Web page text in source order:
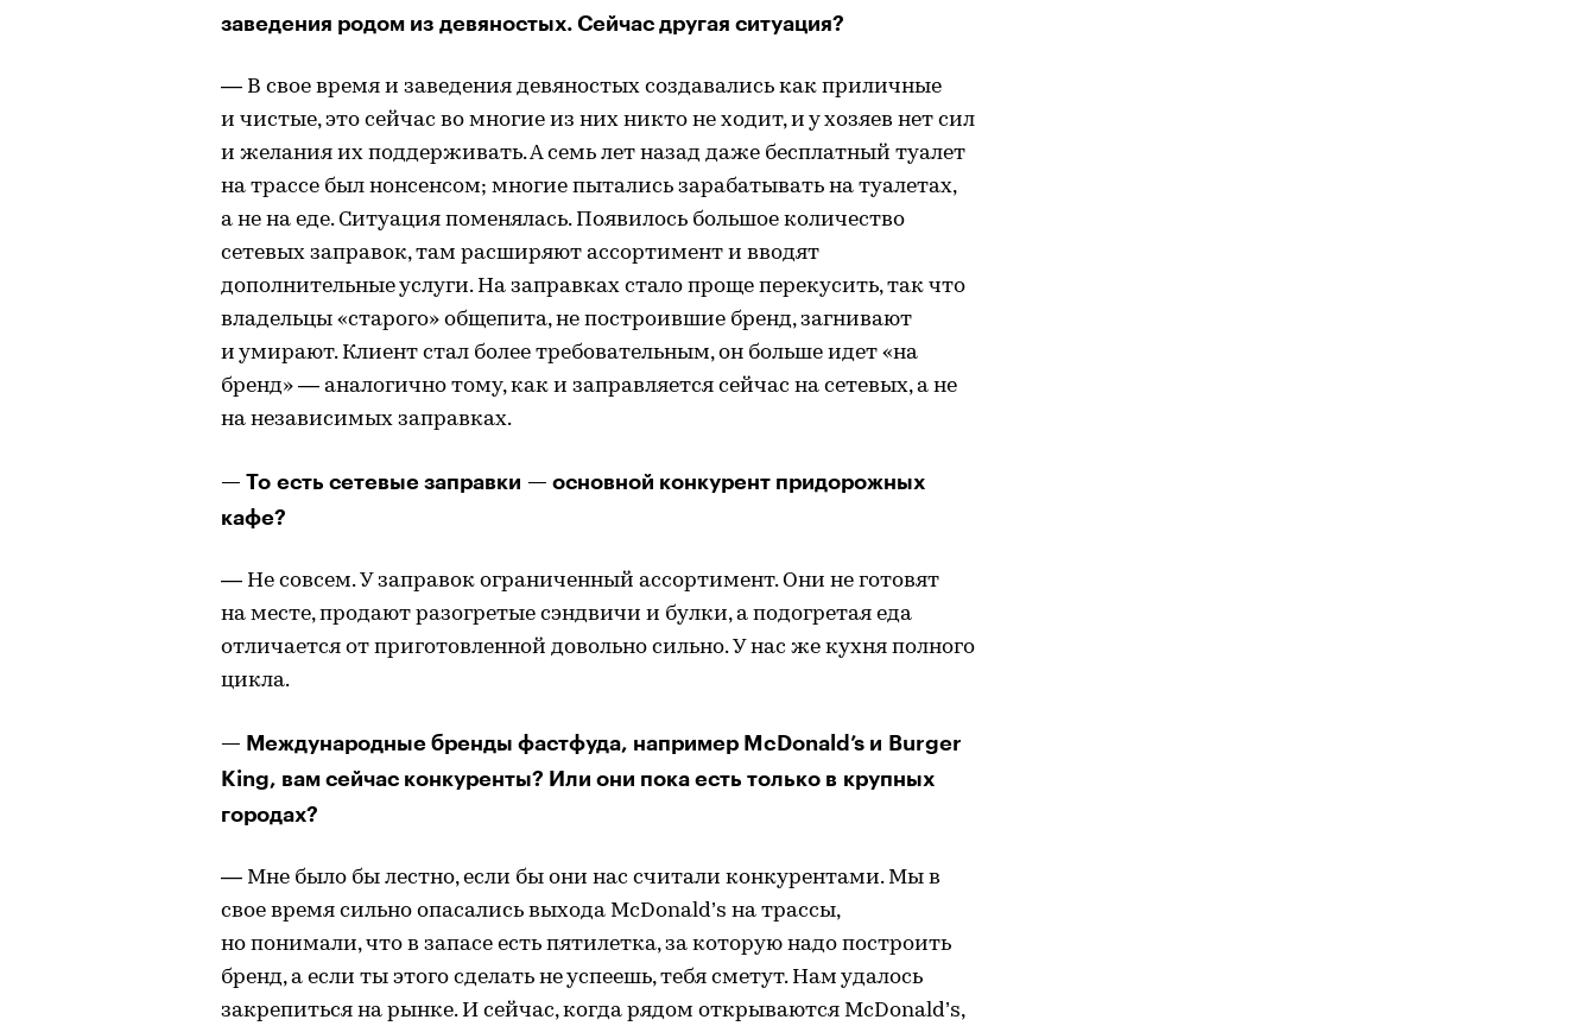
заведения родом из девяностых. Сейчас другая ситуация?
— В свое время и заведения девяностых создавались как приличные
и чистые, это сейчас во многие из них никто не ходит, и у хозяев нет сил
и желания их поддерживать. А семь лет назад даже бесплатный туалет
на трассе был нонсенсом; многие пытались зарабатывать на туалетах,
а не на еде. Ситуация поменялась. Появилось большое количество
сетевых заправок, там расширяют ассортимент и вводят
дополнительные услуги. На заправках стало проще перекусить, так что
владельцы «старого» общепита, не построившие бренд, загнивают
и умирают. Клиент стал более требовательным, он больше идет «на
бренд» — аналогично тому, как и заправляется сейчас на сетевых, а не
на независимых заправках.
— То есть сетевые заправки — основной конкурент придорожных
кафе?
— Не совсем. У заправок ограниченный ассортимент. Они не готовят
на месте, продают разогретые сэндвичи и булки, а подогретая еда
отличается от приготовленной довольно сильно. У нас же кухня полного
цикла.
— Международные бренды фастфуда, например McDonald’s и Burger
King, вам сейчас конкуренты? Или они пока есть только в крупных
городах?
— Мне было бы лестно, если бы они нас считали конкурентами. Мы в
свое время сильно опасались выхода McDonald’s на трассы,
но понимали, что в запасе есть пятилетка, за которую надо построить
бренд, а если ты этого сделать не успеешь, тебя сметут. Нам удалось
закрепиться на рынке. И сейчас, когда рядом открываются McDonald’s,